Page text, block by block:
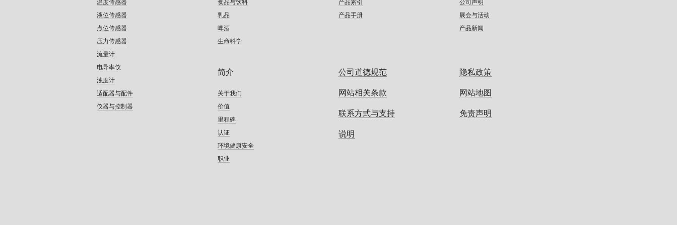
温度传感器
液位传感器
点位传感器
压力传感器
流量计
电导率仪
浊度计
适配器与配件
仪器与控制器
食品与饮料
乳品
啤酒
生命科学
产品索引
产品手册
公司声明
展会与活动
产品新闻
简介
关于我们
价值
里程碑
认证
环境健康安全
职业
公司道德规范 隐私政策
网站相关条款 网站地图
联系方式与支持 免责声明
说明